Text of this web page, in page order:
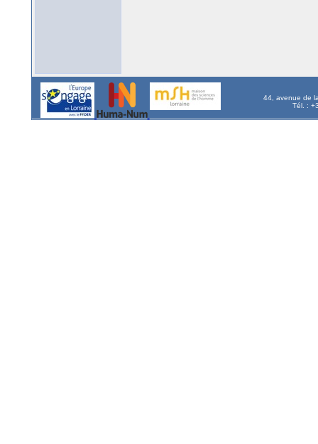
44, avenue de
Tél. :